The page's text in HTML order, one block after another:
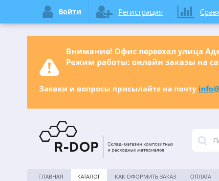
Внимание! Офис переехал улица
Режим работы: онлайн заказы на
Заявки и вопросы присылайте на почту
ГЛАВНАЯ КАТАЛОГ КАК ОФОРМИТЬ ЗАКАЗ ОПЛАТА
Войти Регистрация